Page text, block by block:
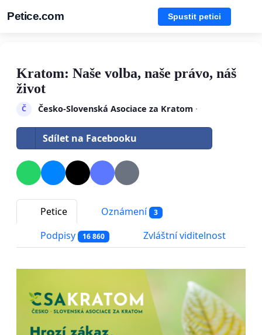
Petice.com Spustit petici
Kratom: Naše volba, naše právo, náš
život
Č Česko-Slovenská Asociace za Kratom ·
Sdílet na Facebooku
Petice Oznámení 3
Podpisy 16 860 Zvláštní viditelnost